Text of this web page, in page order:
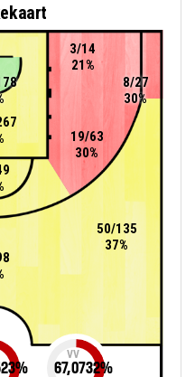
19/63
30%
3/14
21%
50/135
37%
8/27
30%
%
VV
67,0732%